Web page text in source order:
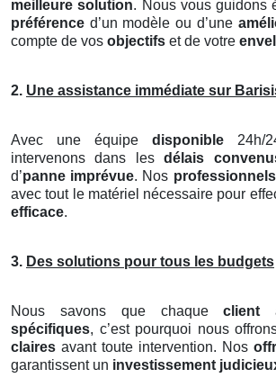
meilleure solution. Nous vous guidons
préférence d’un modèle ou d’une
compte de vos objectifs et de votre
2. Une assistance immédiate sur
Avec une équipe disponible 24h/
intervenons dans lesdélais
d’panne imprévue. Nos professionnels
avec tout le matériel nécessaire pour
efficace.
3. Des solutions pour tous les budgets
Nous savons que chaqueclient
spécifiques, c’est pourquoi nous
claires avant toute intervention. Nos
garantissent un investissement